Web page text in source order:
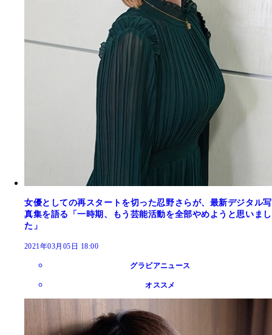
女優としての再スタートを切った忍野さらが、最新デジタル写
真集を語る「一時期、もう芸能活動を全部やめようと思いまし
た」
2021年03月05日 18:00
グラビアニュース
オススメ